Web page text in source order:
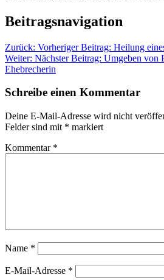
Beitragsnavigation
Zurück: Vorheriger Beitrag: Heilung
Weiter: Nächster Beitrag: Umgeben von
Ehebrecherin
Schreibe einen Kommentar
Deine E-Mail-Adresse wird nicht
Felder sind mit * markiert
Kommentar *
Name *
E-Mail-Adresse *